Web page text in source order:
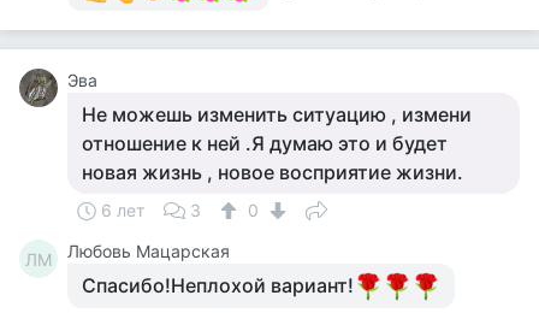
Эва
Не можешь изменить ситуацию , измени
отношение к ней .Я думаю это и будет
новая жизнь , новое восприятие жизни.
6 лет 3 0
ЛМ Любовь Мацарская
Спасибо!Неплохой вариант!